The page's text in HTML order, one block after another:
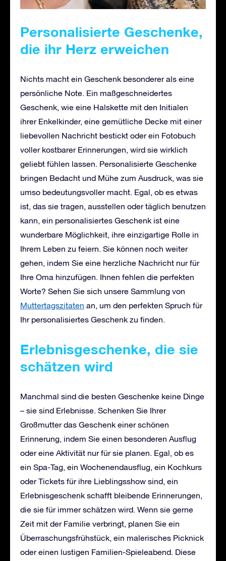
Personalisierte Geschenke,
die ihr Herz erweichen
Nichts macht ein Geschenk besonderer als eine
persönliche Note. Ein maßgeschneidertes
Geschenk, wie eine Halskette mit den Initialen
ihrer Enkelkinder, eine gemütliche Decke mit einer
liebevollen Nachricht bestickt oder ein Fotobuch
voller kostbarer Erinnerungen, wird sie wirklich
geliebt fühlen lassen. Personalisierte Geschenke
bringen Bedacht und Mühe zum Ausdruck, was sie
umso bedeutungsvoller macht. Egal, ob es etwas
ist, das sie tragen, ausstellen oder täglich benutzen
kann, ein personalisiertes Geschenk ist eine
wunderbare Möglichkeit, ihre einzigartige Rolle in
Ihrem Leben zu feiern. Sie können noch weiter
gehen, indem Sie eine herzliche Nachricht nur für
Ihre Oma hinzufügen. Ihnen fehlen die perfekten
Worte? Sehen Sie sich unsere Sammlung von
Muttertagszitaten an, um den perfekten Spruch für
Ihr personalisiertes Geschenk zu finden.
Erlebnisgeschenke, die sie
schätzen wird
Manchmal sind die besten Geschenke keine Dinge
– sie sind Erlebnisse. Schenken Sie Ihrer
Großmutter das Geschenk einer schönen
Erinnerung, indem Sie einen besonderen Ausflug
oder eine Aktivität nur für sie planen. Egal, ob es
ein Spa-Tag, ein Wochenendausflug, ein Kochkurs
oder Tickets für ihre Lieblingsshow sind, ein
Erlebnisgeschenk schafft bleibende Erinnerungen,
die sie für immer schätzen wird. Wenn sie gerne
Zeit mit der Familie verbringt, planen Sie ein
Überraschungsfrühstück, ein malerisches Picknick
oder einen lustigen Familien-Spieleabend. Diese